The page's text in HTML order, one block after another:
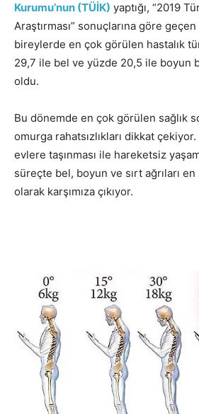
Kurumu’nun (TÜİK) yaptığı, “2019
Araştırması” sonuçlarına göre
bireylerde en çok görülen hastalık
29,7 ile bel ve yüzde 20,5 ile boyun
oldu.
Bu dönemde en çok görülen sağlık
omurga rahatsızlıkları dikkat
evlere taşınması ile hareketsiz
süreçte bel, boyun ve sırt ağrıları
olarak karşımıza çıkıyor.